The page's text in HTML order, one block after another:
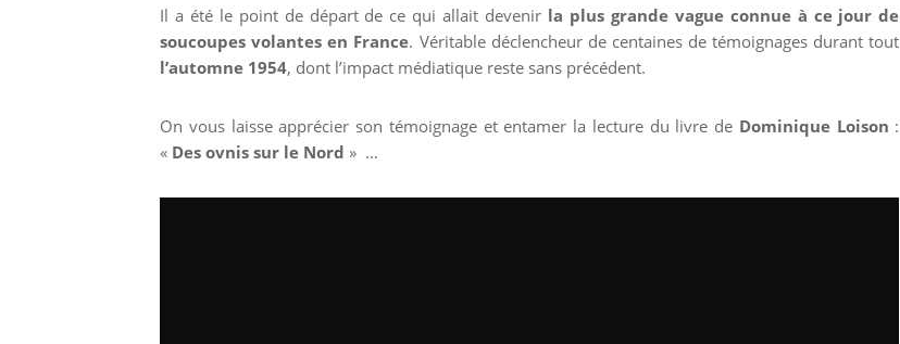
Il a été le point de départ de ce qui allait devenir la plus grande vague connue à ce jour de
soucoupes volantes en France. Véritable déclencheur de centaines de témoignages durant tout
l’automne 1954, dont l’impact médiatique reste sans précédent.
On vous laisse apprécier son témoignage et entamer la lecture du livre de Dominique Loison :
« Des ovnis sur le Nord » …